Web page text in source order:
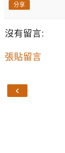
分享
沒有留言:
張貼留言
‹